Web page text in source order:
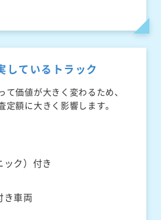
しているトラック
て価値が大きく変わるため、
額に大きく影響します。
ック）付き
き車両